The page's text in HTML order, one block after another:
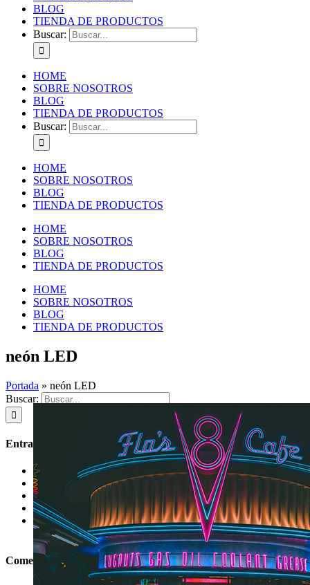
BLOG
TIENDA DE PRODUCTOS
Buscar:
HOME
SOBRE NOSOTROS
BLOG
TIENDA DE PRODUCTOS
Buscar:
HOME
SOBRE NOSOTROS
BLOG
TIENDA DE PRODUCTOS
HOME
SOBRE NOSOTROS
BLOG
TIENDA DE PRODUCTOS
HOME
SOBRE NOSOTROS
BLOG
TIENDA DE PRODUCTOS
neón LED
Portada » neón LED
Buscar:
Entradas recientes
Las últimas tendencias en iluminación de salones
Grados de protección IP en la iluminación LED
Instalación LED, 9 claves para una perfecta iluminación.
Luz Ultravioleta. La garantía de una perfecta esterilización.
Alumbrado público, cómo ha evolucionado en nuestras
ciudades
Comentarios recientes